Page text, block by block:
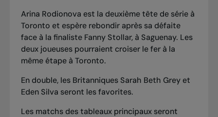
Arina Rodionova est la deuxième tête de série à
Toronto et espère rebondir après sa défaite
face à la finaliste Fanny Stollar, à Saguenay. Les
deux joueuses pourraient croiser le fer à la
même étape à Toronto.
En double, les Britanniques Sarah Beth Grey et
Eden Silva seront les favorites.
Les matchs des tableaux principaux seront